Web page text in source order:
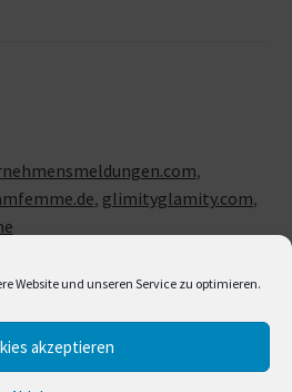
Website und unseren Service zu optimieren.
akzeptieren
,
, glimityglamity.com,